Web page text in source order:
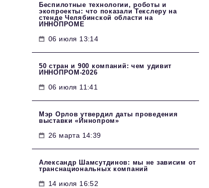
Беспилотные технологии, роботы и
экопроекты: что показали Текслеру на
стенде Челябинской области на
ИННОПРОМЕ
06 июля 13:14
50 стран и 900 компаний: чем удивит
ИННОПРОМ‑2026
06 июля 11:41
Мэр Орлов утвердил даты проведения
выставки «Иннопром»
26 марта 14:39
Александр Шамсутдинов: мы не зависим от
транснациональных компаний
14 июля 16:52